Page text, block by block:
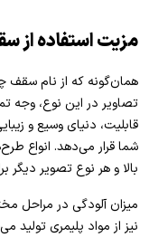
مزیت استفاده از
همان‌گونه که از نام
تصاویر در این نوع، وجه
قابلیت، دنیای وسیع و
شما قرار می‌دهد. انواع
بالا و هر نوع تصویر دیگر
میزان آلودگی در مراحل
نیز از مواد پلیمری